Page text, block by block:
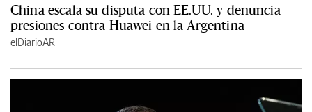
China escala su disputa con EE.UU. y denuncia
presiones contra Huawei en la Argentina
elDiarioAR